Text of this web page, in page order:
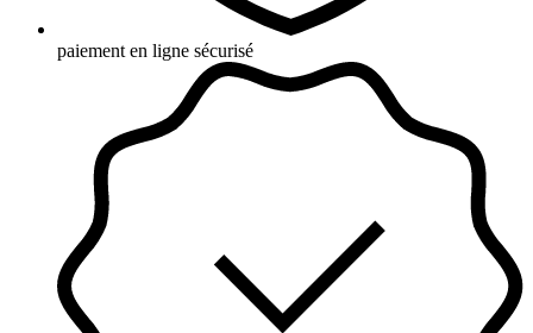
paiement en ligne sécurisé